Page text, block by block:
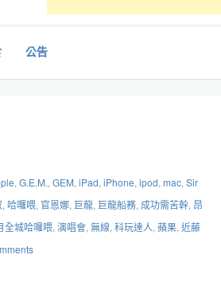
公告
, G.E.M., GEM, iPad, iPhone, ipod, mac, Sir
, 哈囉喂, 官恩娜, 巨龍, 巨龍船務, 成功需苦幹, 昂
全城哈囉喂, 演唱會, 無線, 科玩達人, 蘋果, 近藤